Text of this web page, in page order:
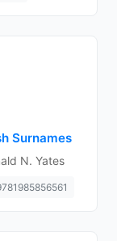
Surnames
N. Yates